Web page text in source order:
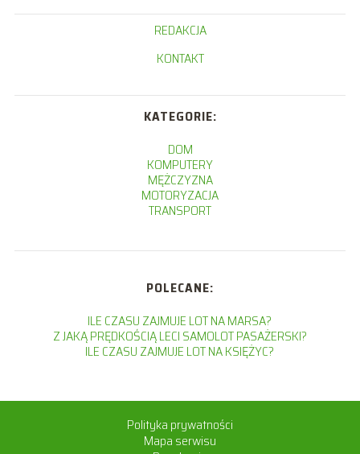
REDAKCJA
KONTAKT
KATEGORIE:
DOM
KOMPUTERY
MĘŻCZYZNA
MOTORYZACJA
TRANSPORT
POLECANE:
ILE CZASU ZAJMUJE LOT NA MARSA?
Z JAKĄ PRĘDKOŚCIĄ LECI SAMOLOT PASAŻERSKI?
ILE CZASU ZAJMUJE LOT NA KSIĘŻYC?
Polityka prywatności
Mapa serwisu